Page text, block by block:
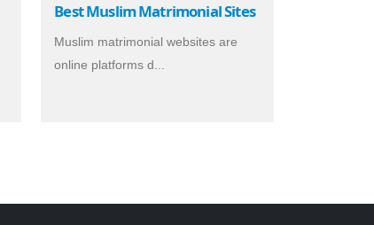
Best Muslim Matrimonial Sites
Muslim matrimonial websites are
online platforms d...